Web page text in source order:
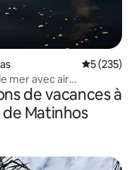
Évaluation
5 (235)
mer avec air
de vacances à
Matinhos